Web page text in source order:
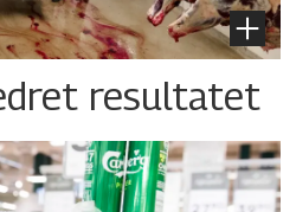
resultatet